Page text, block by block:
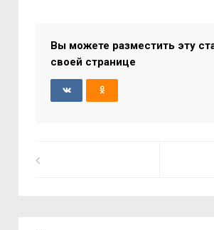
Вы можете разместить эту
своей странице